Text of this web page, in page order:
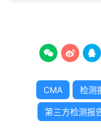
  
CMA 检测
第三方检测报